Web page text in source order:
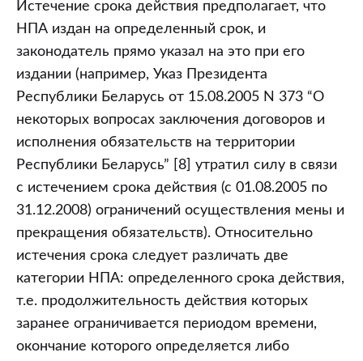
Истечение срока действия предполагает, что
НПА издан на определенный срок, и
законодатель прямо указал на это при его
издании (например, Указ Президента
Республики Беларусь от 15.08.2005 N 373 “О
некоторых вопросах заключения договоров и
исполнения обязательств на территории
Республики Беларусь” [8] утратил силу в связи
с истечением срока действия (с 01.08.2005 по
31.12.2008) ограничений осуществления мены и
прекращения обязательств). Относительно
истечения срока следует различать две
категории НПА: определенного срока действия,
т.е. продолжительность действия которых
заранее ограничивается периодом времени,
окончание которого определяется либо